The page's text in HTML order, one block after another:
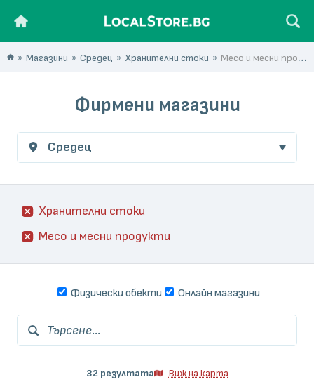
Магазини Средец Хранителни стоки Месо и месни продукти
Фирмени магазини
Средец
Хранителни стоки
Месо и месни продукти
Физически обекти Онлайн магазини
Търсене...
32 резултата Виж на карта